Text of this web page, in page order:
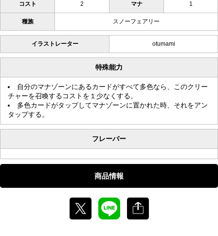
コスト 2 マナ 1
種族 スノーフェアリー
イラストレーター otumami
特殊能力
自分のマナゾーンにあるカードがすべて多色なら、このクリー
チャーを召喚するコストを１少なくする。
多色カードがタップしてマナゾーンに置かれた時、それをアン
タップする。
フレーバー
商品情報